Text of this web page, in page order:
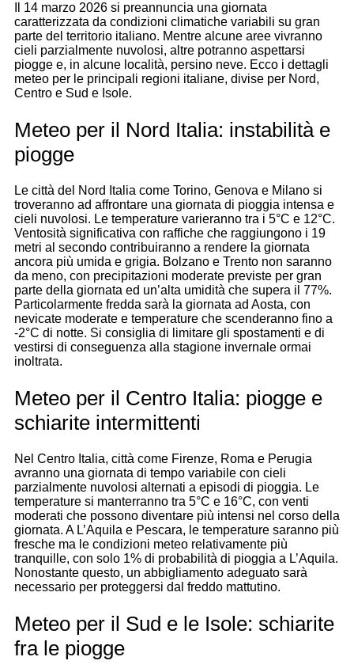
Il 14 marzo 2026 si preannuncia una giornata
caratterizzata da condizioni climatiche variabili su gran
parte del territorio italiano. Mentre alcune aree vivranno
cieli parzialmente nuvolosi, altre potranno aspettarsi
piogge e, in alcune località, persino neve. Ecco i dettagli
meteo per le principali regioni italiane, divise per Nord,
Centro e Sud e Isole.
Meteo per il Nord Italia: instabilità e
piogge
Le città del Nord Italia come Torino, Genova e Milano si
troveranno ad affrontare una giornata di pioggia intensa e
cieli nuvolosi. Le temperature varieranno tra i 5°C e 12°C.
Ventosità significativa con raffiche che raggiungono i 19
metri al secondo contribuiranno a rendere la giornata
ancora più umida e grigia. Bolzano e Trento non saranno
da meno, con precipitazioni moderate previste per gran
parte della giornata ed un’alta umidità che supera il 77%.
Particolarmente fredda sarà la giornata ad Aosta, con
nevicate moderate e temperature che scenderanno fino a
-2°C di notte. Si consiglia di limitare gli spostamenti e di
vestirsi di conseguenza alla stagione invernale ormai
inoltrata.
Meteo per il Centro Italia: piogge e
schiarite intermittenti
Nel Centro Italia, città come Firenze, Roma e Perugia
avranno una giornata di tempo variabile con cieli
parzialmente nuvolosi alternati a episodi di pioggia. Le
temperature si manterranno tra 5°C e 16°C, con venti
moderati che possono diventare più intensi nel corso della
giornata. A L’Aquila e Pescara, le temperature saranno più
fresche ma le condizioni meteo relativamente più
tranquille, con solo 1% di probabilità di pioggia a L’Aquila.
Nonostante questo, un abbigliamento adeguato sarà
necessario per proteggersi dal freddo mattutino.
Meteo per il Sud e le Isole: schiarite
fra le piogge